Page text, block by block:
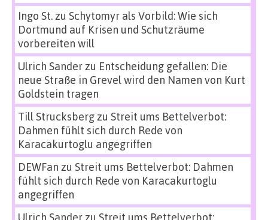
Ingo St.zu Schytomyr als Vorbild: Wie sich
Dortmund auf Krisen und Schutzräume
vorbereiten will
Ulrich Sanderzu Entscheidung gefallen: Die
neue Straße in Grevel wird den Namen von Kurt
Goldstein tragen
Till Strucksbergzu Streit ums Bettelverbot:
Dahmen fühlt sich durch Rede von
Karacakurtoglu angegriffen
DEWFan zu Streit ums Bettelverbot: Dahmen
fühlt sich durch Rede von Karacakurtoglu
angegriffen
Ulrich Sanderzu Streit ums Bettelverbot: